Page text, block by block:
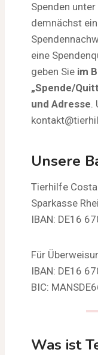
Spenden
demnächst
eine
geben Sie im
„Spende/
und Adresse.
Unsere
Tierhilfe
Sparkasse
IBAN: DE16
Für
IBAN: DE16
BIC:
Was ist